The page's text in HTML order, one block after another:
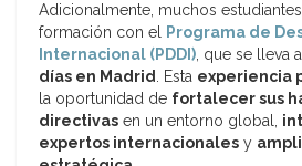
Adicionalmente, muchos
formación con el Programa de
Internacional (PDDI), que se lleva
días en Madrid. Esta experiencia
la oportunidad de fortalecer sus
directivas en un entorno global,
expertos internacionales y